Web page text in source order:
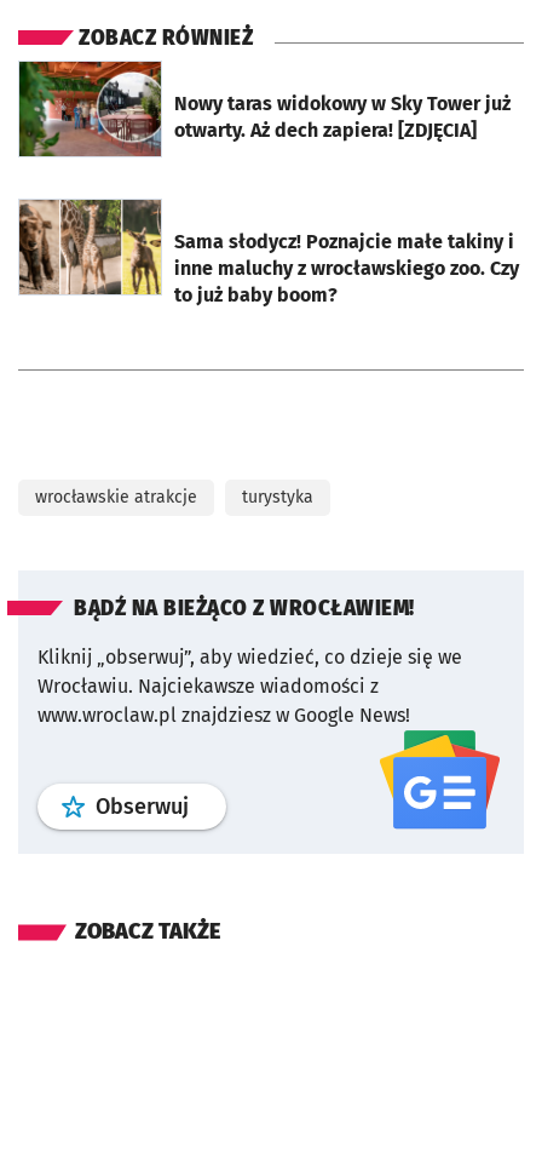
ZOBACZ RÓWNIEŻ
Nowy taras widokowy w Sky Tower już
otwarty. Aż dech zapiera! [ZDJĘCIA]
otworzy się w nowej karcie
Sama słodycz! Poznajcie małe takiny i
inne maluchy z wrocławskiego zoo. Czy
to już baby boom?
otworzy się w nowej karcie
wrocławskie atrakcje turystyka
BĄDŹ NA BIEŻĄCO Z WROCŁAWIEM!
Kliknij „obserwuj”, aby wiedzieć, co dzieje się we
Wrocławiu. Najciekawsze wiadomości z
www.wroclaw.pl znajdziesz w Google News!
Obserwuj profil serwisu
ZOBACZ TAKŻE